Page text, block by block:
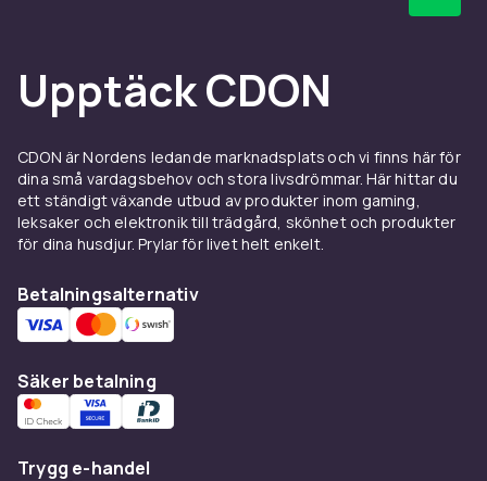
Upptäck CDON
CDON är Nordens ledande marknadsplats och vi finns här för
dina små vardagsbehov och stora livsdrömmar. Här hittar du
ett ständigt växande utbud av produkter inom gaming,
leksaker och elektronik till trädgård, skönhet och produkter
för dina husdjur. Prylar för livet helt enkelt.
Betalningsalternativ
Säker betalning
Trygg e-handel